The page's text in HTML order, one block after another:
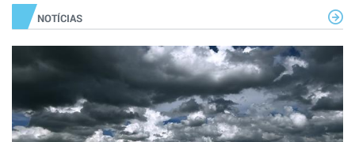
NOTÍCIAS